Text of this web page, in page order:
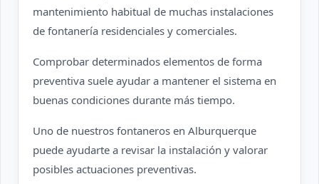
mantenimiento habitual de muchas instalaciones
de fontanería residenciales y comerciales.
Comprobar determinados elementos de forma
preventiva suele ayudar a mantener el sistema en
buenas condiciones durante más tiempo.
Uno de nuestros fontaneros en Alburquerque
puede ayudarte a revisar la instalación y valorar
posibles actuaciones preventivas.